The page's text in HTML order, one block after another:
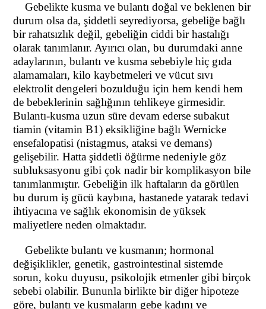
Gebelikte kusma ve bulantı doğal ve beklenen bir
durum olsa da, şiddetli seyrediyorsa, gebeliğe bağlı
bir rahatsızlık değil, gebeliğin ciddi bir hastalığı
olarak tanımlanır. Ayırıcı olan, bu durumdaki anne
adaylarının, bulantı ve kusma sebebiyle hiç gıda
alamamaları, kilo kaybetmeleri ve vücut sıvı
elektrolit dengeleri bozulduğu için hem kendi hem
de bebeklerinin sağlığının tehlikeye girmesidir.
Bulantı-kusma uzun süre devam ederse subakut
tiamin (vitamin B1) eksikliğine bağlı Wernicke
ensefalopatisi (nistagmus, ataksi ve demans)
gelişebilir. Hatta şiddetli öğürme nedeniyle göz
subluksasyonu gibi çok nadir bir komplikasyon bile
tanımlanmıştır. Gebeliğin ilk haftaların da görülen
bu durum iş gücü kaybına, hastanede yatarak tedavi
ihtiyacına ve sağlık ekonomisin de yüksek
maliyetlere neden olmaktadır.
Gebelikte bulantı ve kusmanın; hormonal
değişiklikler, genetik, gastrointestinal sistemde
sorun, koku duyusu, psikolojik etmenler gibi birçok
sebebi olabilir. Bununla birlikte bir diğer hipoteze
göre, bulantı ve kusmaların gebe kadını ve